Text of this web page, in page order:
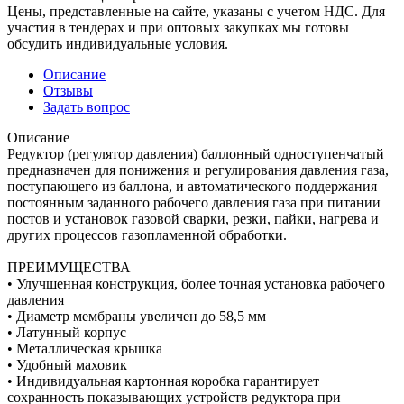
Цены, представленные на сайте, указаны с учетом НДС. Для
участия в тендерах и при оптовых закупках мы готовы
обсудить индивидуальные условия.
Описание
Отзывы
Задать вопрос
Описание
Редуктор (регулятор давления) баллонный одноступенчатый
предназначен для понижения и регулирования давления газа,
поступающего из баллона, и автоматического поддержания
постоянным заданного рабочего давления газа при питании
постов и установок газовой сварки, резки, пайки, нагрева и
других процессов газопламенной обработки.
ПРЕИМУЩЕСТВА
• Улучшенная конструкция, более точная установка рабочего
давления
• Диаметр мембраны увеличен до 58,5 мм
• Латунный корпус
• Металлическая крышка
• Удобный маховик
• Индивидуальная картонная коробка гарантирует
сохранность показывающих устройств редуктора при